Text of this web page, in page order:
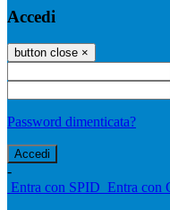
Accedi
button close ×
Password dimenticata?
-
Entra con SPID Entra con